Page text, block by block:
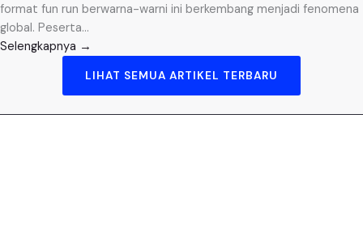
format fun run berwarna-warni ini berkembang menjadi fenomena
global. Peserta...
Selengkapnya →
LIHAT SEMUA ARTIKEL TERBARU